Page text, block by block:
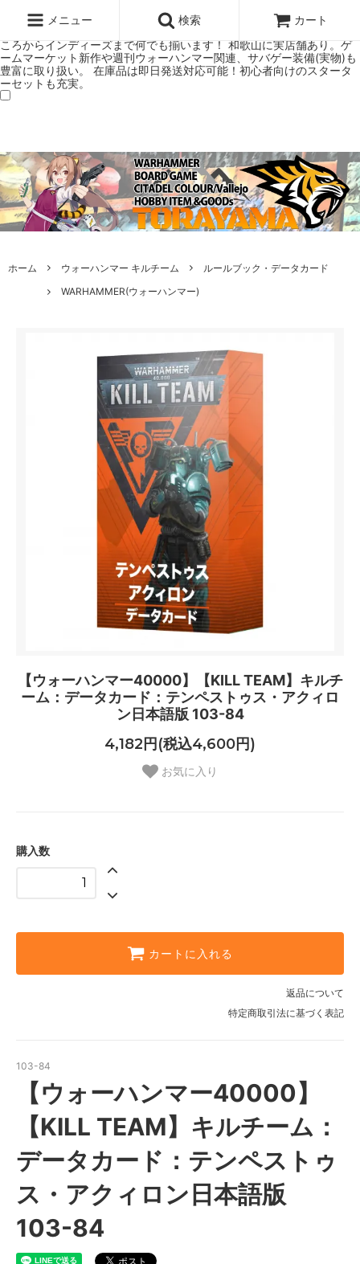
ミアムショップTORAYAMA。通販・オンラインショップです！ ウォー
ハンマーとボードゲームのことなら当店へ！ボードゲームもメジャーど
ころからインディーズまで何でも揃います！ 和歌山に実店舗あり。ゲ
ームマーケット新作や週刊ウォーハンマー関連、サバゲー装備(実物)も
豊富に取り扱い。 在庫品は即日発送対応可能！初心者向けのスタータ
ーセットも充実。
メニュー 検索 カート
ホーム ウォーハンマー キルチーム
ルールブック・データカード
WARHAMMER(ウォーハンマー)
【ウォーハンマー40000】【KILL TEAM】キルチ
ーム：データカード：テンペストゥス・アクィロ
ン日本語版 103-84
4,182円(税込4,600円)
お気に入り
購入数
カートに入れる
返品について
特定商取引法に基づく表記
103-84
【ウォーハンマー40000】
【KILL TEAM】キルチーム：
データカード：テンペストゥ
ス・アクィロン日本語版
103-84